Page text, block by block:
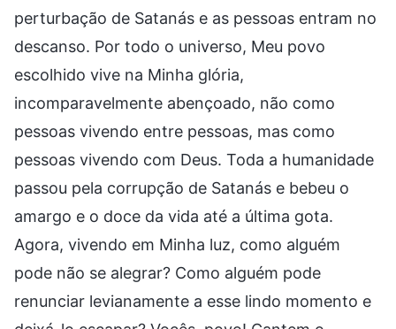
perturbação de Satanás e as pessoas entram no
descanso. Por todo o universo, Meu povo
escolhido vive na Minha glória,
incomparavelmente abençoado, não como
pessoas vivendo entre pessoas, mas como
pessoas vivendo com Deus. Toda a humanidade
passou pela corrupção de Satanás e bebeu o
amargo e o doce da vida até a última gota.
Agora, vivendo em Minha luz, como alguém
pode não se alegrar? Como alguém pode
renunciar levianamente a esse lindo momento e